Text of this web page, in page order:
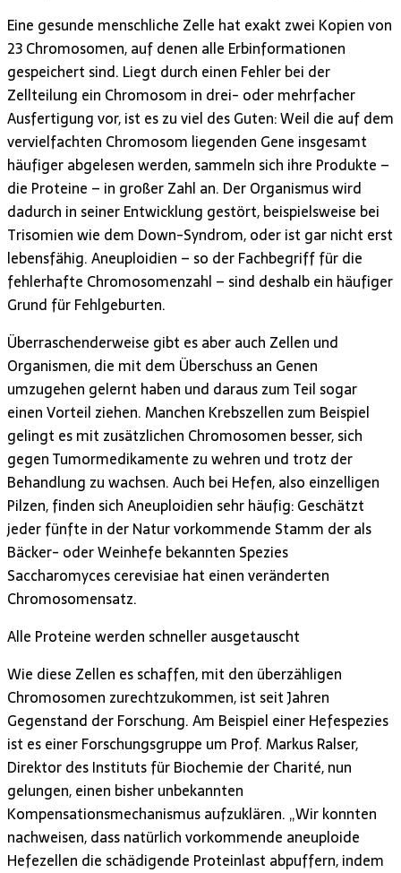
Eine gesunde menschliche Zelle hat exakt zwei Kopien von
23 Chromosomen, auf denen alle Erbinformationen
gespeichert sind. Liegt durch einen Fehler bei der
Zellteilung ein Chromosom in drei- oder mehrfacher
Ausfertigung vor, ist es zu viel des Guten: Weil die auf dem
vervielfachten Chromosom liegenden Gene insgesamt
häufiger abgelesen werden, sammeln sich ihre Produkte –
die Proteine – in großer Zahl an. Der Organismus wird
dadurch in seiner Entwicklung gestört, beispielsweise bei
Trisomien wie dem Down-Syndrom, oder ist gar nicht erst
lebensfähig. Aneuploidien – so der Fachbegriff für die
fehlerhafte Chromosomenzahl – sind deshalb ein häufiger
Grund für Fehlgeburten.
Überraschenderweise gibt es aber auch Zellen und
Organismen, die mit dem Überschuss an Genen
umzugehen gelernt haben und daraus zum Teil sogar
einen Vorteil ziehen. Manchen Krebszellen zum Beispiel
gelingt es mit zusätzlichen Chromosomen besser, sich
gegen Tumormedikamente zu wehren und trotz der
Behandlung zu wachsen. Auch bei Hefen, also einzelligen
Pilzen, finden sich Aneuploidien sehr häufig: Geschätzt
jeder fünfte in der Natur vorkommende Stamm der als
Bäcker- oder Weinhefe bekannten Spezies
Saccharomyces cerevisiae hat einen veränderten
Chromosomensatz.
Alle Proteine werden schneller ausgetauscht
Wie diese Zellen es schaffen, mit den überzähligen
Chromosomen zurechtzukommen, ist seit Jahren
Gegenstand der Forschung. Am Beispiel einer Hefespezies
ist es einer Forschungsgruppe um Prof. Markus Ralser,
Direktor des Instituts für Biochemie der Charité, nun
gelungen, einen bisher unbekannten
Kompensationsmechanismus aufzuklären. „Wir konnten
nachweisen, dass natürlich vorkommende aneuploide
Hefezellen die schädigende Proteinlast abpuffern, indem